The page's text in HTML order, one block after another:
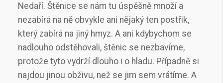
Nedaří. Štěnice se nám tu úspěšně množí a
nezabírá na ně obvykle ani nějaký ten postřik,
který zabírá na jiný hmyz. A ani kdybychom se
nadlouho odstěhovali, štěnic se nezbavíme,
protože tyto vydrží dlouho i o hladu. Případně si
najdou jinou obživu, než se jim sem vrátíme. A